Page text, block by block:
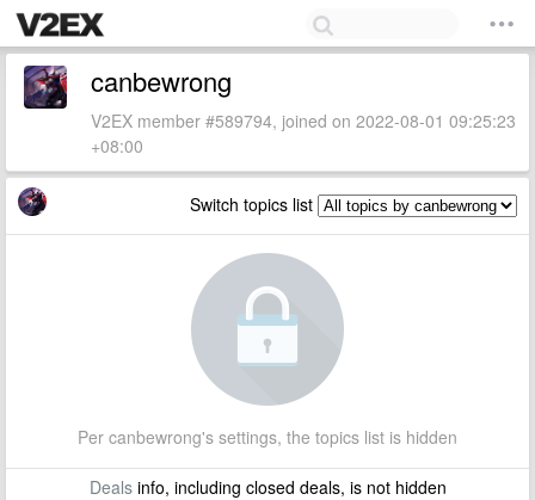
canbewrong
V2EX member #589794, joined on 2022-08-01 09:25:23
+08:00
Switch topics list
Per canbewrong's settings, the topics list is hidden
Dealsinfo, including closed deals, is not hidden